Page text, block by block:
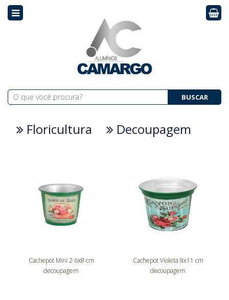
BUSCAR
Floricultura Decoupagem
Cachepot Mini 2 6x8 cm
decoupagem
Cachepot Violeta 8x11 cm
decoupagem